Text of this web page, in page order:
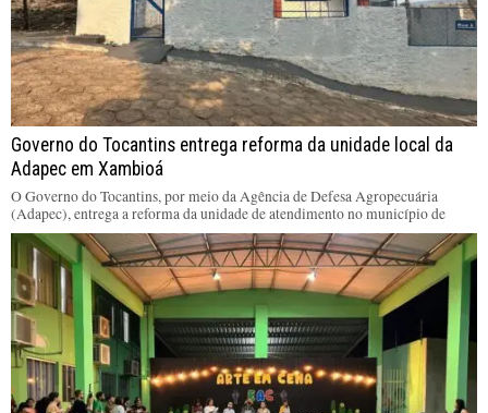
Governo do Tocantins entrega reforma da unidade local da
Adapec em Xambioá
O Governo do Tocantins, por meio da Agência de Defesa Agropecuária
(Adapec), entrega a reforma da unidade de atendimento no município de